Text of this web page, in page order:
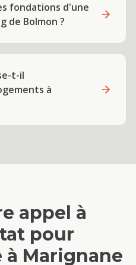
fondations d'une
de Bolmon ?
t-il
à
appel à
pour
à Marignane